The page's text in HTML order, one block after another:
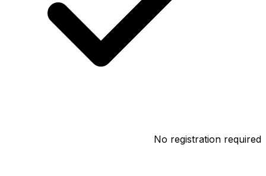
No registration required